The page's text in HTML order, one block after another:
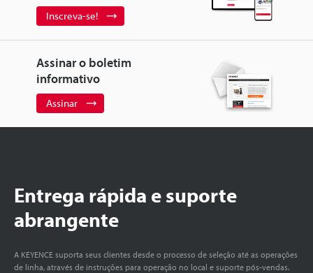
Inscreva-se!
Assinar o boletim
informativo
Assinar
Entrega rápida e suporte
abrangente
A KEYENCE suporta seus clientes desde o processo de seleção até as operações
de linha, através de instruções para operação no local e suporte pós-vendas.